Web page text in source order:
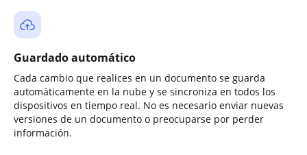
Guardado automático
Cada cambio que realices en un documento se guarda
automáticamente en la nube y se sincroniza en todos los
dispositivos en tiempo real. No es necesario enviar nuevas
versiones de un documento o preocuparse por perder
información.